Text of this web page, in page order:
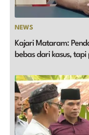
NEWS
Kajari Mataram:
bebas dari kasus, tapi